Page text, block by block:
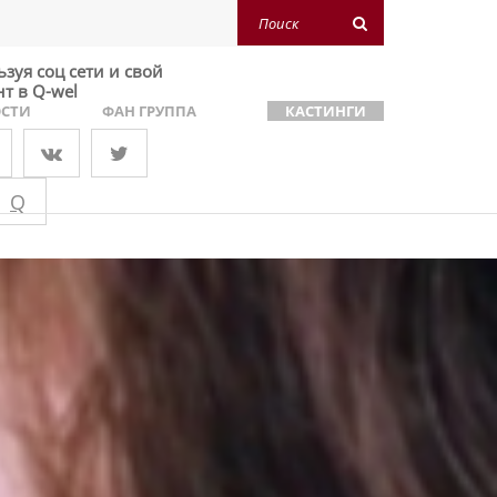
соц сети и свой
в Q-wel
Q
ФАН ГРУППА КАСТИНГИ